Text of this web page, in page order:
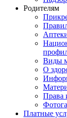
Родителям
Виды
О
Права
Платные